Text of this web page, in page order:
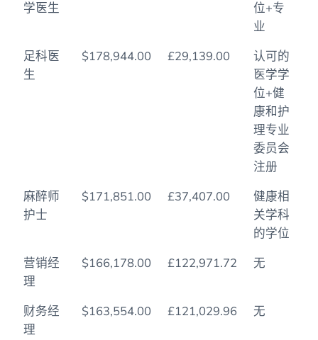
学医生
位+专
业
足科医
生
$178,944.00 £29,139.00
认可的
医学学
位+健
康和护
理专业
委员会
注册
麻醉师
护士
$171,851.00 £37,407.00
健康相
关学科
的学位
营销经
理
$166,178.00 £122,971.72 无
财务经
理
$163,554.00 £121,029.96 无